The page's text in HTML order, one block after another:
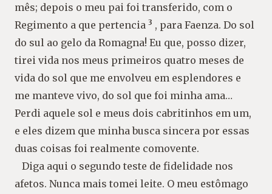
mês; depois o meu pai foi transferido, com o
Regimento a que pertencia 3 , para Faenza. Do sol
do sul ao gelo da Romagna! Eu que, posso dizer,
tirei vida nos meus primeiros quatro meses de
vida do sol que me envolveu em esplendores e
me manteve vivo, do sol que foi minha ama…
Perdi aquele sol e meus dois cabritinhos em um,
e eles dizem que minha busca sincera por essas
duas coisas foi realmente comovente.
Diga aqui o segundo teste de fidelidade nos
afetos. Nunca mais tomei leite. O meu estômago